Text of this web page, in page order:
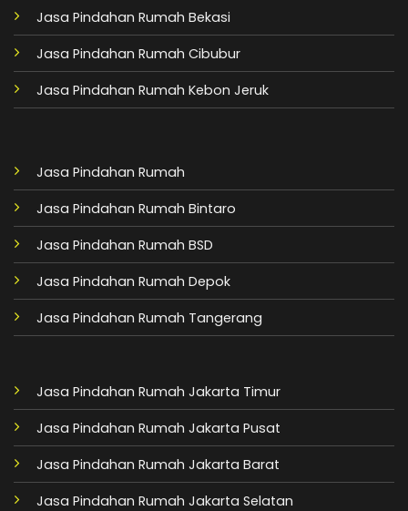
Jasa Pindahan Rumah Bekasi
Jasa Pindahan Rumah Cibubur
Jasa Pindahan Rumah Kebon Jeruk
Jasa Pindahan Rumah
Jasa Pindahan Rumah Bintaro
Jasa Pindahan Rumah BSD
Jasa Pindahan Rumah Depok
Jasa Pindahan Rumah Tangerang
Jasa Pindahan Rumah Jakarta Timur
Jasa Pindahan Rumah Jakarta Pusat
Jasa Pindahan Rumah Jakarta Barat
Jasa Pindahan Rumah Jakarta Selatan